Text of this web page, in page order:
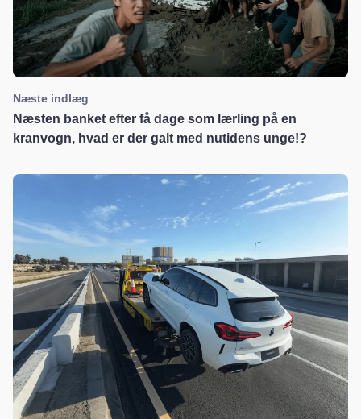
Næste indlæg
Næsten banket efter få dage som lærling på en
kranvogn, hvad er der galt med nutidens unge!?